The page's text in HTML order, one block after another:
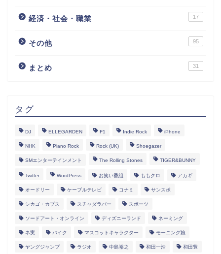
経済・社会・職業 17
その他 95
まとめ 31
タグ
DJ ELLEGARDEN F1 Indie Rock iPhone
NHK Piano Rock Rock (UK) Shoegazer
SMエンターテインメント The Rolling Stones TIGER&BUNNY
Twitter WordPress お笑い番組 ももクロ アカギ
オードリー ケーブルテレビ コナミ サンスポ
シカゴ・カブス スチャダラパー スポーツ
ソードアート・オンライン ディズニーランド ネーミング
ネ実 バイク マスコットキャラクター モーニング娘
ヤングジャンプ ラジオ 中島裕之 和田一浩 和田豊